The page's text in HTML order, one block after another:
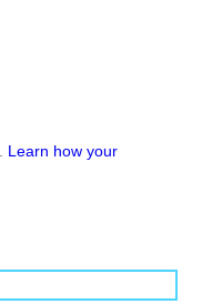
Learn how your